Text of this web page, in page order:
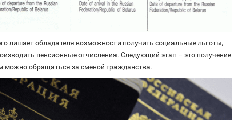
лишает обладателя возможности получить социальные льготы,
пенсионные отчисления. Следующий этап – это получение
можно обращаться за сменой гражданства.